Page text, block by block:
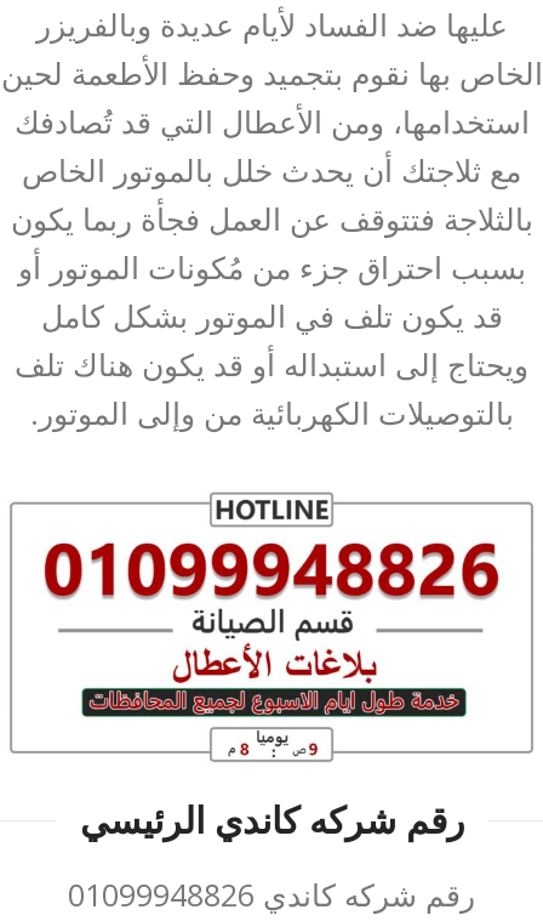
عليها ضد الفساد لأيام عديدة وبالفريزر
الخاص بها نقوم بتجميد وحفظ الأطعمة لحين
استخدامها، ومن الأعطال التي قد تُصادفك
مع ثلاجتك أن يحدث خلل بالموتور الخاص
بالثلاجة فتتوقف عن العمل فجأة ربما يكون
بسبب احتراق جزء من مُكونات الموتور أو
قد يكون تلف في الموتور بشكل كامل
ويحتاج إلى استبداله أو قد يكون هناك تلف
بالتوصيلات الكهربائية من وإلى الموتور.
رقم شركه كاندي الرئيسي
رقم شركه كاندي 01099948826